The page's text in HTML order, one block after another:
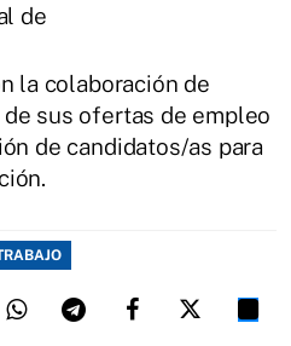
de
la colaboración de
sus ofertas de empleo
de candidatos/as para